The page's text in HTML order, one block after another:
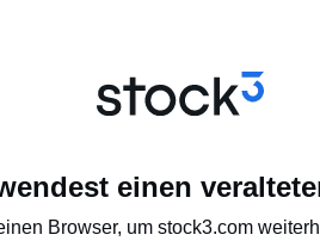
einen
Browser, um stock3.com